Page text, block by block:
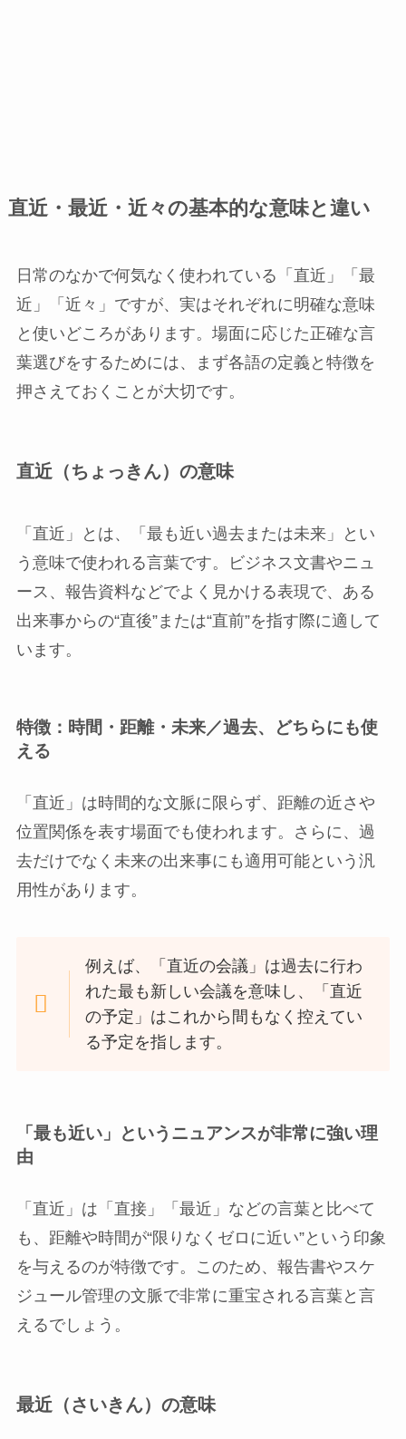
直近・最近・近々の基本的な意味と違い
日常のなかで何気なく使われている「直近」「最
近」「近々」ですが、実はそれぞれに明確な意味
と使いどころがあります。場面に応じた正確な言
葉選びをするためには、まず各語の定義と特徴を
押さえておくことが大切です。
直近（ちょっきん）の意味
「直近」とは、「最も近い過去または未来」とい
う意味で使われる言葉です。ビジネス文書やニュ
ース、報告資料などでよく見かける表現で、ある
出来事からの“直後”または“直前”を指す際に適して
います。
特徴：時間・距離・未来／過去、どちらにも使
える
「直近」は時間的な文脈に限らず、距離の近さや
位置関係を表す場面でも使われます。さらに、過
去だけでなく未来の出来事にも適用可能という汎
用性があります。
例えば、「直近の会議」は過去に行わ
れた最も新しい会議を意味し、「直近
の予定」はこれから間もなく控えてい
る予定を指します。
「最も近い」というニュアンスが非常に強い理
由
「直近」は「直接」「最近」などの言葉と比べて
も、距離や時間が“限りなくゼロに近い”という印象
を与えるのが特徴です。このため、報告書やスケ
ジュール管理の文脈で非常に重宝される言葉と言
えるでしょう。
最近（さいきん）の意味